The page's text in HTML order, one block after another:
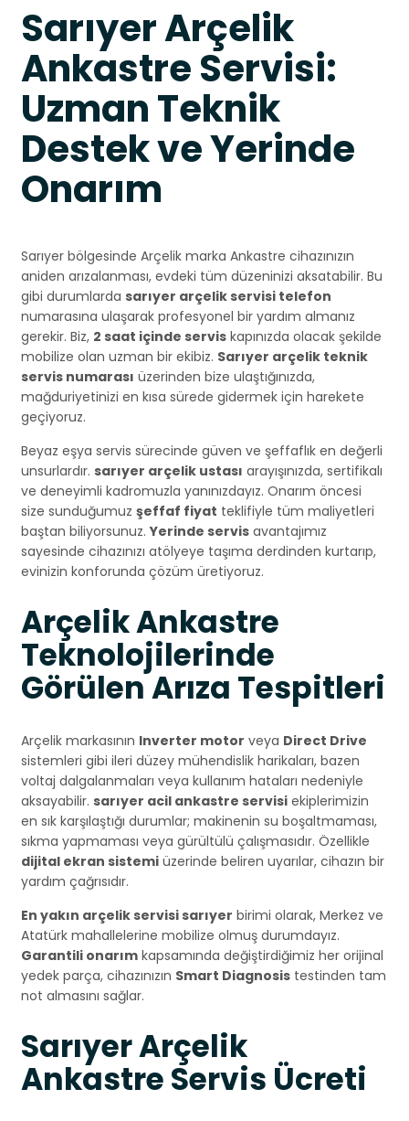
Sarıyer Arçelik
Ankastre Servisi:
Uzman Teknik
Destek ve Yerinde
Onarım
Sarıyer bölgesinde Arçelik marka Ankastre cihazınızın
aniden arızalanması, evdeki tüm düzeninizi aksatabilir. Bu
gibi durumlarda sarıyer arçelik servisi telefon
numarasına ulaşarak profesyonel bir yardım almanız
gerekir. Biz, 2 saat içinde servis kapınızda olacak şekilde
mobilize olan uzman bir ekibiz. Sarıyer arçelik teknik
servis numarası üzerinden bize ulaştığınızda,
mağduriyetinizi en kısa sürede gidermek için harekete
geçiyoruz.
Beyaz eşya servis sürecinde güven ve şeffaflık en değerli
unsurlardır. sarıyer arçelik ustası arayışınızda, sertifikalı
ve deneyimli kadromuzla yanınızdayız. Onarım öncesi
size sunduğumuz şeffaf fiyat teklifiyle tüm maliyetleri
baştan biliyorsunuz.Yerinde servis avantajımız
sayesinde cihazınızı atölyeye taşıma derdinden kurtarıp,
evinizin konforunda çözüm üretiyoruz.
Arçelik Ankastre
Teknolojilerinde
Görülen Arıza Tespitleri
Arçelik markasının Inverter motor veya Direct Drive
sistemleri gibi ileri düzey mühendislik harikaları, bazen
voltaj dalgalanmaları veya kullanım hataları nedeniyle
aksayabilir. sarıyer acil ankastre servisi ekiplerimizin
en sık karşılaştığı durumlar; makinenin su boşaltmaması,
sıkma yapmaması veya gürültülü çalışmasıdır. Özellikle
dijital ekran sistemi üzerinde beliren uyarılar, cihazın bir
yardım çağrısıdır.
En yakın arçelik servisi sarıyer birimi olarak, Merkez ve
Atatürk mahallelerine mobilize olmuş durumdayız.
Garantili onarım kapsamında değiştirdiğimiz her orijinal
yedek parça, cihazınızın Smart Diagnosis testinden tam
not almasını sağlar.
Sarıyer Arçelik
Ankastre Servis Ücreti